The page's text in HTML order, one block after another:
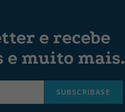
e recebe
e muito mais.
SUBSCRIBASE